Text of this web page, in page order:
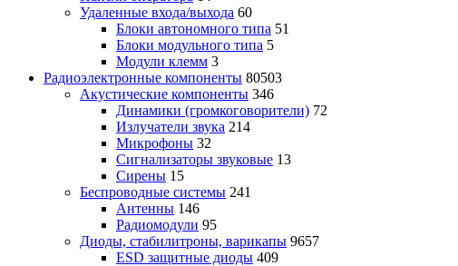
Удаленные входа/выхода 60
Блоки автономного типа 51
Блоки модульного типа 5
Модули клемм 3
Радиоэлектронные компоненты 80503
Акустические компоненты 346
Динамики (громкоговорители) 72
Излучатели звука 214
Микрофоны 32
Сигнализаторы звуковые 13
Сирены 15
Беспроводные системы 241
Антенны 146
Радиомодули 95
Диоды, стабилитроны, варикапы 9657
ESD защитные диоды 409